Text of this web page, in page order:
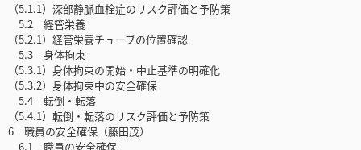
（5.1.1）深部静脈血栓症のリスク評価と予防策
5.2 経管栄養
（5.2.1）経管栄養チューブの位置確認
5.3 身体拘束
（5.3.1）身体拘束の開始・中止基準の明確化
（5.3.2）身体拘束中の安全確保
5.4 転倒・転落
（5.4.1）転倒・転落のリスク評価と予防策
6 職員の安全確保（藤田茂）
6.1 職員の安全確保